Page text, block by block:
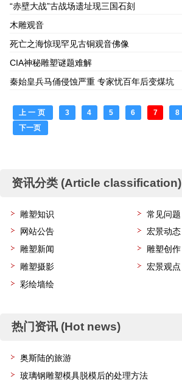
“赤壁大战”古战场遗址现三国石刻
木雕观音
死亡之海惊现罕见古铜观音佛像
CIA神秘雕塑谜题难解
秦始皇兵马俑侵蚀严重 专家忧百年后变煤坑
上一页 3 4 5 6 7 8
下一页
资讯分类 (Article classification)
雕塑知识
常见问题
网站公告
宏景动态
雕塑新闻
雕塑创作
雕塑摄影
宏景观点
彩绘墙绘
热门资讯 (Hot news)
奥斯陆的旅游
玻璃钢雕塑模具脱模后的处理方法